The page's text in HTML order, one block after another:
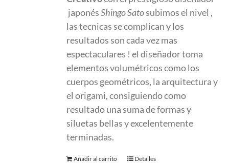
japonésShingo Satosubimos el nivel ,
las tecnicas se complican y los
resultados son cada vez mas
espectaculares ! el diseñador toma
elementos volumétricos como los
cuerpos geométricos, la arquitectura y
el origami, consiguiendo como
resultado una suma de formas y
siluetas bellas y excelentemente
terminadas.
Añadir al carrito Detalles